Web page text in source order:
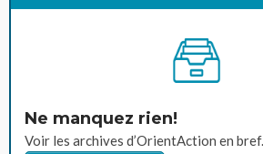
Ne manquez rien!
Voir les archives d’OrientAction en bref.